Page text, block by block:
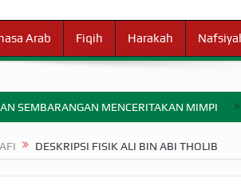
Arab Fiqih Harakah
SEMBARANGAN MENCERITAKAN MIMPI
DESKRIPSI FISIK ALI BIN ABI THOLIB